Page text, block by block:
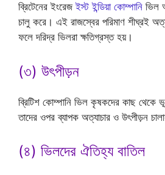
ব্রিটেনের ইংরেজইস্ট ইন্ডিয়া কোম্পানি ভিল
চালু করে। এই রাজস্বের পরিমাণ শীঘ্রই
ফলে দরিদ্র ভিলরা ক্ষতিগ্রস্ত হয়।
(৩) উৎপীড়ন
ব্রিটিশ কোম্পানি ভিল কৃষকদের কাছ থেকে
তাদের ওপর ব্যাপক অত্যাচার ও উৎপীড়ন
(৪) ভিলদের ঐতিহ্য বাতিল